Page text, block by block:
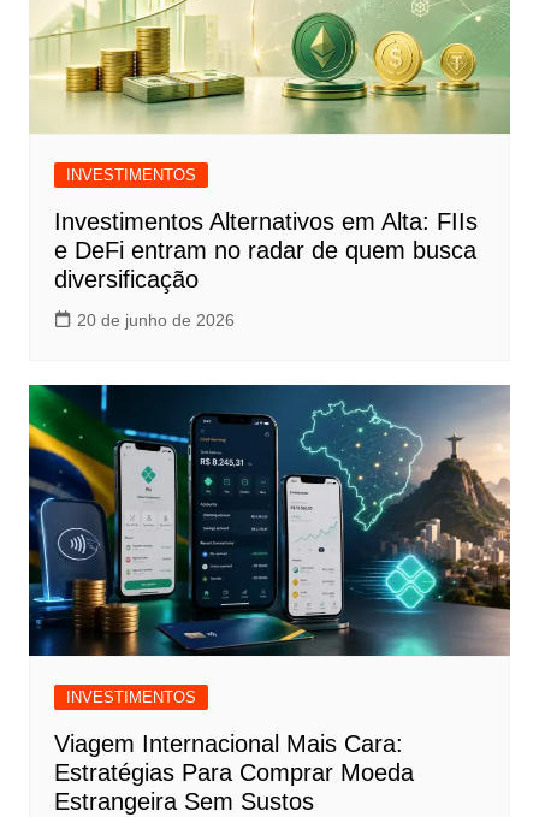
INVESTIMENTOS
Investimentos Alternativos em Alta: FIIs
e DeFi entram no radar de quem busca
diversificação
20 de junho de 2026
INVESTIMENTOS
Viagem Internacional Mais Cara:
Estratégias Para Comprar Moeda
Estrangeira Sem Sustos